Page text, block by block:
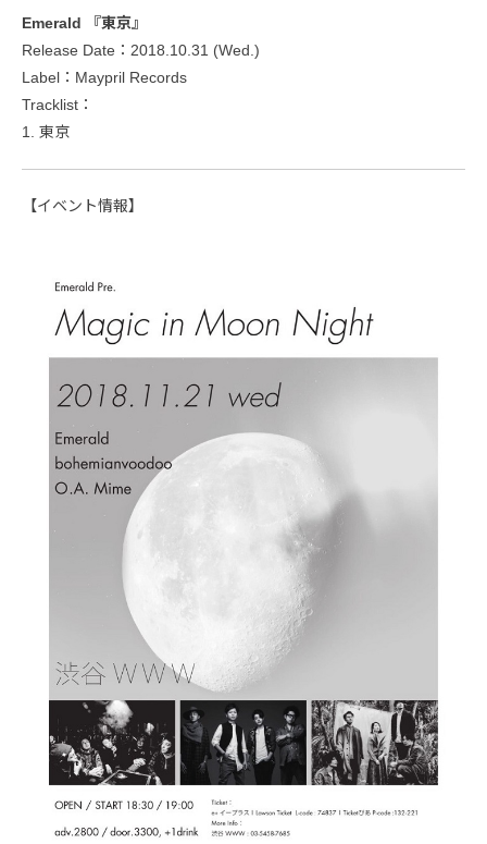
Emerald 『東京』
Release Date：2018.10.31 (Wed.)
Label：Maypril Records
Tracklist：
1. 東京
【イベント情報】